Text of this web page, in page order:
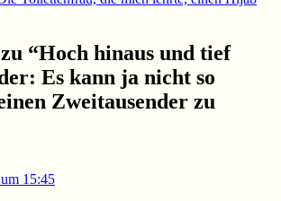
“Hoch hinaus und tief
Es kann ja nicht so
Zweitausender zu
15:45